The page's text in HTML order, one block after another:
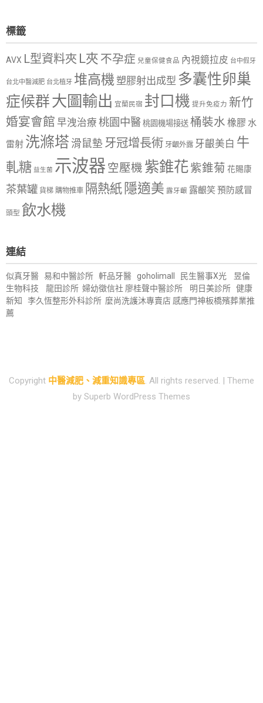
標籤
AVX L型資料夾 L夾 不孕症 兒童保健食品 內視鏡拉皮 台中假牙
台北中醫減肥 台北植牙 堆高機塑膠射出成型 多囊性卵巢
症候群大圖輸出 宜蘭民宿 封口機 提升免疫力 新竹
婚宴會館 早洩治療 桃園中醫 桃園機場接送 桶裝水 橡膠 水
雷射 洗滌塔 滑鼠墊 牙冠增長術 牙齦外露 牙齦美白 牛
軋糖 益生菌 示波器 空壓機 紫錐花紫錐菊 花賜康
茶葉罐 貨梯 購物推車 隔熱紙 隱適美 露牙齦 露齦笑預防感冒
頭型 飲水機
連結
似真牙醫 易和中醫診所 軒品牙醫 goholimall 民生醫事X光
昱倫
生物科技
龍田診所 婦幼徵信社 廖桂聲中醫診所 明日美診所 健康
新知
李久恆整形外科診所 麼尚洗護沐專賣店 感應門神板橋殯葬業推
薦
Copyright 中醫減肥、減重知識專區 . All rights reserved. | Theme
by Superb WordPress Themes